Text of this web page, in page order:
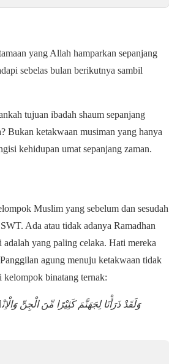
yang Allah hamparkan sepanjang
sebelas bulan berikutnya sambil
tujuan ibadah shaum sepanjang
Bukan ketakwaan musiman yang hanya
kehidupan umat sepanjang zaman.
Muslim yang sebelum dan sesudah
Ada atau tidak adanya Ramadhan
yang paling celaka. Hati mereka
agung menuju ketakwaan tidak
kelompok binatang ternak:
وَلَقَدْ ذَرَأْنَا لِجَهَنَّمَ كَثِيْرًا مِّنَ الْجِنِّ